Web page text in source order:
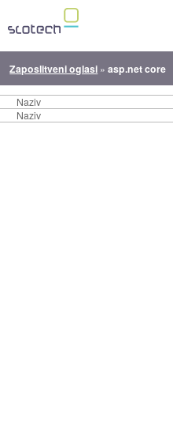
Zaposlitveni oglasi »asp.net core
Naziv
Naziv